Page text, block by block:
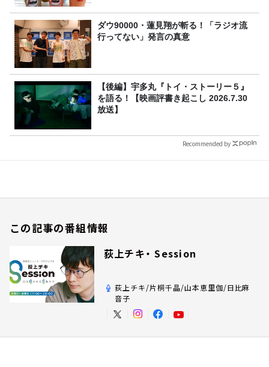
ダウ90000・蓮見翔が斬る！「ラジオ流
行ってない」発言の真意
【後編】宇多丸『トイ・ストーリー５』
を語る！【映画評書き起こし 2026.7.30
放送】
Recommended by
この記事の番組情報
荻上チキ・ Session
荻上チキ/片桐千晶/山本恵里伽/日比麻
音子